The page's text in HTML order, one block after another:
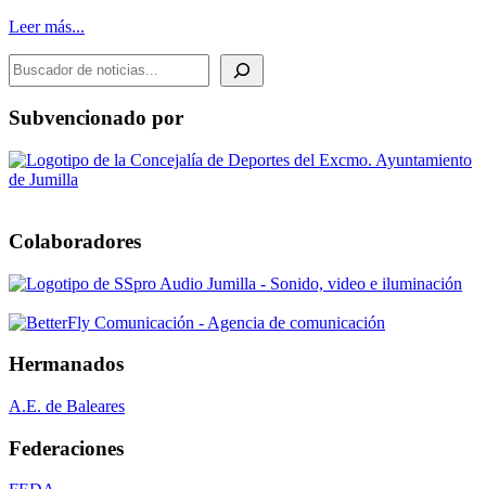
Leer más...
BUSCADOR DE NOTICIAS
Subvencionado por
Colaboradores
Hermanados
A.E. de Baleares
Federaciones